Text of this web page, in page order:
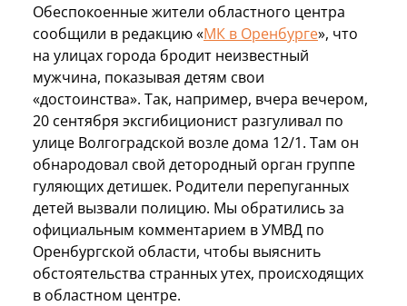
Обеспокоенные жители областного центра
сообщили в редакцию «МК в Оренбурге», что
на улицах города бродит неизвестный
мужчина, показывая детям свои
«достоинства». Так, например, вчера вечером,
20 сентября эксгибиционист разгуливал по
улице Волгоградской возле дома 12/1. Там он
обнародовал свой детородный орган группе
гуляющих детишек. Родители перепуганных
детей вызвали полицию. Мы обратились за
официальным комментарием в УМВД по
Оренбургской области, чтобы выяснить
обстоятельства странных утех, происходящих
в областном центре.